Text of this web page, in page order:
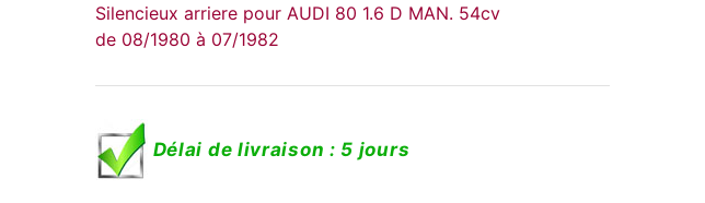
Silencieux arriere pour AUDI 80 1.6 D MAN. 54cv
de 08/1980 à 07/1982
Délai de livraison : 5 jours